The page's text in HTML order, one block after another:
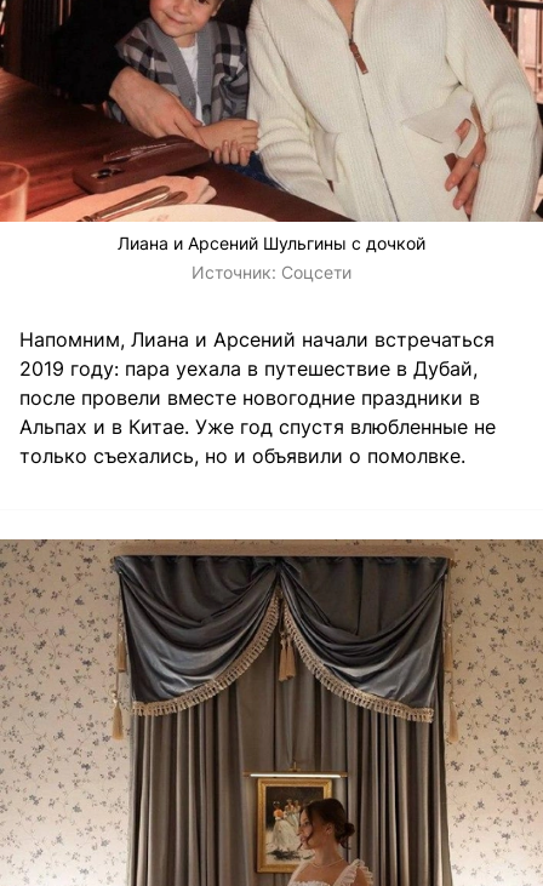
Лиана и Арсений Шульгины с дочкой
Источник: Соцсети
Напомним, Лиана и Арсений начали встречаться
2019 году: пара уехала в путешествие в Дубай,
после провели вместе новогодние праздники в
Альпах и в Китае. Уже год спустя влюбленные не
только съехались, но и объявили о помолвке.